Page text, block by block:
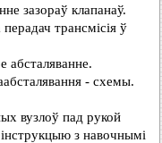
зазораў клапанаў.
трансмісія ў
абсталяванне.
- схемы.
вузлоў пад рукой
з навочнымі